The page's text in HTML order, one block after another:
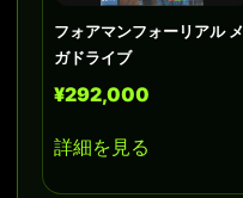
フォアマンフォーリアル メ
ガドライブ
¥292,000
詳細を見る